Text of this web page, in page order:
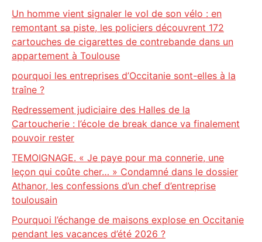
Un homme vient signaler le vol de son vélo : en
remontant sa piste, les policiers découvrent 172
cartouches de cigarettes de contrebande dans un
appartement à Toulouse
pourquoi les entreprises d’Occitanie sont-elles à la
traîne ?
Redressement judiciaire des Halles de la
Cartoucherie : l’école de break dance va finalement
pouvoir rester
TEMOIGNAGE. « Je paye pour ma connerie, une
leçon qui coûte cher… » Condamné dans le dossier
Athanor, les confessions d’un chef d’entreprise
toulousain
Pourquoi l’échange de maisons explose en Occitanie
pendant les vacances d’été 2026 ?